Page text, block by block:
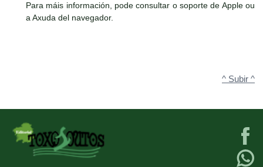
Para máis información, pode consultar o soporte de Apple ou
a Axuda del navegador.
^ Subir ^